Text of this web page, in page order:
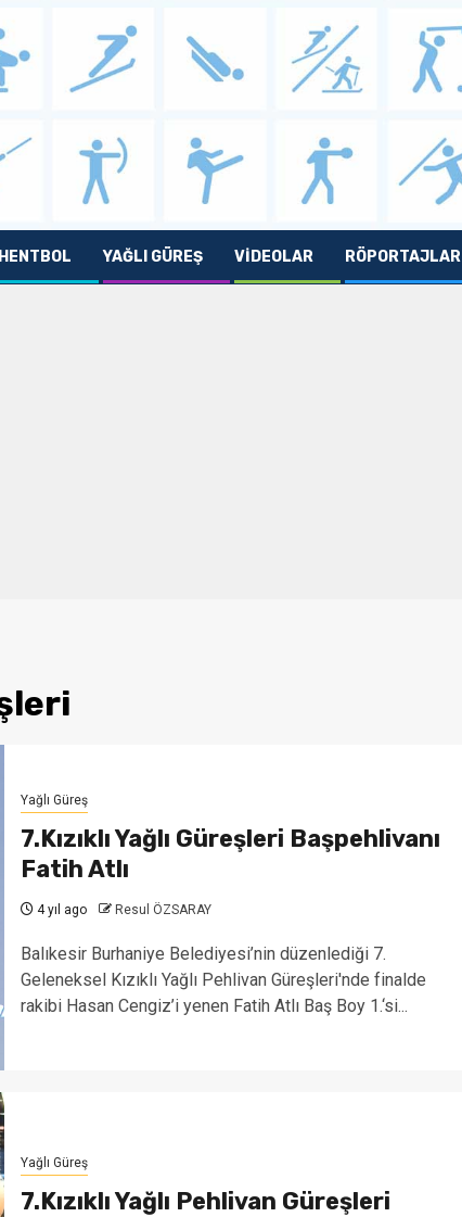
HENTBOL YAĞLI GÜREŞ VIDEOLAR RÖPORTAJLAR
Yağlı Güreş
7.Kızıklı Yağlı Güreşleri Başpehlivanı
Fatih Atlı
4 yıl ago Resul ÖZSARAY
Balıkesir Burhaniye Belediyesi’nin düzenlediği 7.
Geleneksel Kızıklı Yağlı Pehlivan Güreşleri'nde finalde
rakibi Hasan Cengiz’i yenen Fatih Atlı Baş Boy 1.‘si...
Yağlı Güreş
7.Kızıklı Yağlı Pehlivan Güreşleri